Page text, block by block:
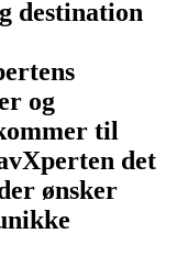
destination
og
til
det
ønsker